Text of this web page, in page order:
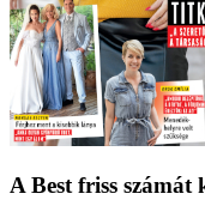
A Best friss számát